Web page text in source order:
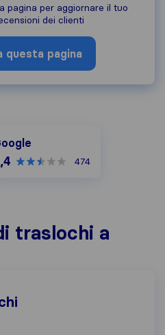
pagina per aggiornare il tuo
dei clienti
questa pagina
474
traslochi a